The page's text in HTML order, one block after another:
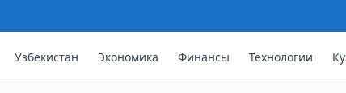
Узбекистан Экономика Финансы Технологии